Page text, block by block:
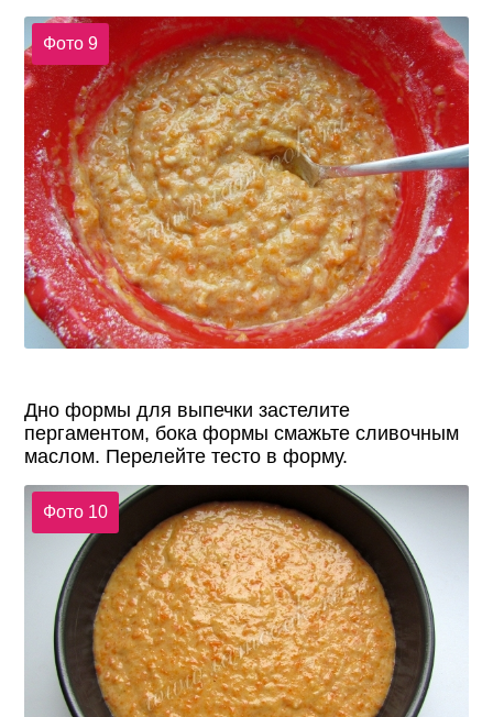
Фото 9
Дно формы для выпечки застелите
пергаментом, бока формы смажьте сливочным
маслом. Перелейте тесто в форму.
Фото 10